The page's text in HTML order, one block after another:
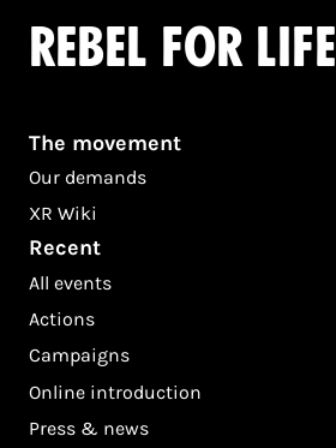
Rebel for life
The movement
Our demands
XR Wiki
Recent
All events
Actions
Campaigns
Online introduction
Press & news